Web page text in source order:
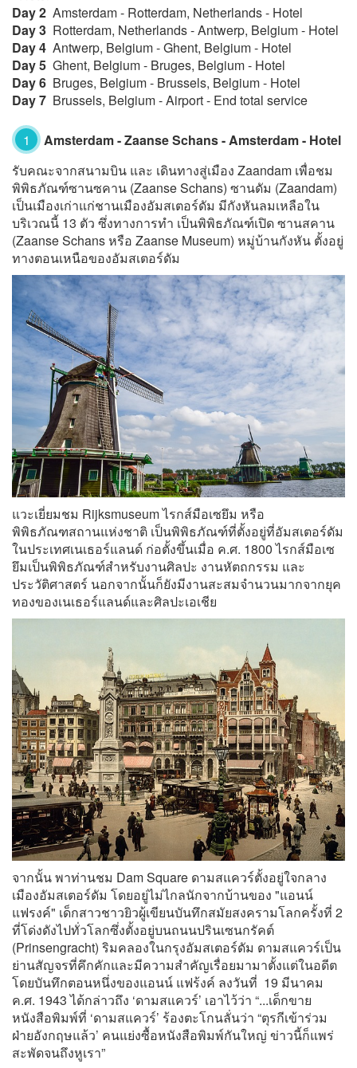
Day 2 Amsterdam - Rotterdam, Netherlands - Hotel
Day 3 Rotterdam, Netherlands - Antwerp, Belgium - Hotel
Day 4 Antwerp, Belgium - Ghent, Belgium - Hotel
Day 5 Ghent, Belgium - Bruges, Belgium - Hotel
Day 6 Bruges, Belgium - Brussels, Belgium - Hotel
Day 7 Brussels, Belgium - Airport - End total service
1
Amsterdam - Zaanse Schans - Amsterdam - Hotel
รับคณะจากสนามบิน และ เดินทางสู่เมือง Zaandam เพื่อชม
พิพิธภัณฑ์ซานซคาน (Zaanse Schans) ซานดัม (Zaandam)
เป็นเมืองเก่าแก่ชานเมืองอัมสเตอร์ดัม มีกังหันลมเหลือใน
บริเวณนี้ 13 ตัว ซึ่งทางการทำ เป็นพิพิธภัณฑ์เปิด ซานสคาน
(Zaanse Schans หรือ Zaanse Museum) หมู่บ้านกังหัน ตั้งอยู่
ทางตอนเหนือของอัมสเตอร์ดัม
แวะเยี่ยมชม Rijksmuseum ไรกส์มือเซยึม หรือ
พิพิธภัณฑสถานแห่งชาติ เป็นพิพิธภัณฑ์ที่ตั้งอยู่ที่อัมสเตอร์ดัม
ในประเทศเนเธอร์แลนด์ ก่อตั้งขึ้นเมื่อ ค.ศ. 1800 ไรกส์มือเซ
ยึมเป็นพิพิธภัณฑ์สำหรับงานศิลปะ งานหัตถกรรม และ
ประวัติศาสตร์ นอกจากนั้นก็ยังมีงานสะสมจำนวนมากจากยุค
ทองของเนเธอร์แลนด์และศิลปะเอเชีย
จากนั้น พาท่านชม Dam Square ดามสแควร์ตั้งอยู่ใจกลาง
เมืองอัมสเตอร์ดัม โดยอยู่ไม่ไกลนักจากบ้านของ "แอนน์
แฟรงค์" เด็กสาวชาวยิวผู้เขียนบันทึกสมัยสงครามโลกครั้งที่ 2
ที่โด่งดังไปทั่วโลกซึ่งตั้งอยู่บนถนนปรินเซนกรัคต์
(Prinsengracht) ริมคลองในกรุงอัมสเตอร์ดัม ดามสแควร์เป็น
ย่านสัญจรที่คึกคักและมีความสำคัญเรื่อยมามาตั้งแต่ในอดีต
โดยบันทึกตอนหนึ่งของแอนน์ แฟร้งค์ ลงวันที่ 19 มีนาคม
ค.ศ. 1943 ได้กล่าวถึง ‘ดามสแควร์’ เอาไว้ว่า “...เด็กขาย
หนังสือพิมพ์ที่ ‘ดามสแควร์’ ร้องตะโกนลั่นว่า “ตุรกีเข้าร่วม
ฝ่ายอังกฤษแล้ว’ คนแย่งซื้อหนังสือพิมพ์กันใหญ่ ข่าวนี้ก็แพร่
สะพัดจนถึงหูเรา”